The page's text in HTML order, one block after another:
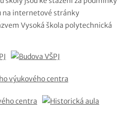
na internetové stránky
Vysoká škola polytechnická